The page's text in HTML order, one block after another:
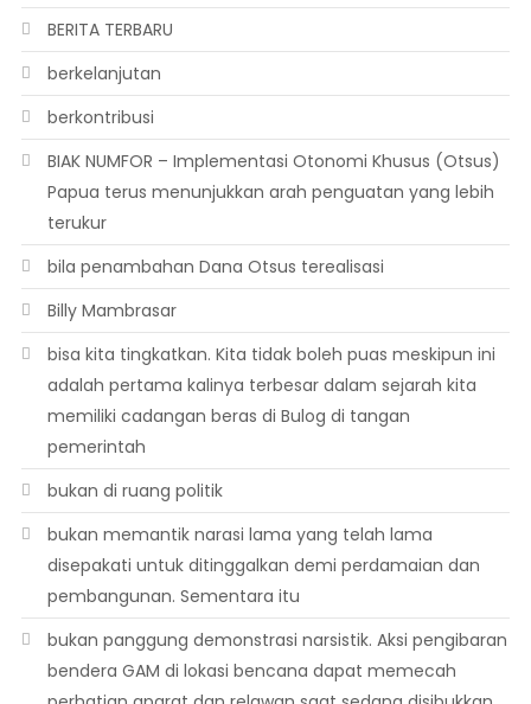
BERITA TERBARU
berkelanjutan
berkontribusi
BIAK NUMFOR – Implementasi Otonomi Khusus (Otsus)
Papua terus menunjukkan arah penguatan yang lebih
terukur
bila penambahan Dana Otsus terealisasi
Billy Mambrasar
bisa kita tingkatkan. Kita tidak boleh puas meskipun ini
adalah pertama kalinya terbesar dalam sejarah kita
memiliki cadangan beras di Bulog di tangan
pemerintah
bukan di ruang politik
bukan memantik narasi lama yang telah lama
disepakati untuk ditinggalkan demi perdamaian dan
pembangunan. Sementara itu
bukan panggung demonstrasi narsistik. Aksi pengibaran
bendera GAM di lokasi bencana dapat memecah